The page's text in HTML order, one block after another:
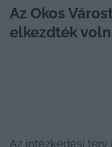
Az Okos
elkezdték
Az intézkedési terv